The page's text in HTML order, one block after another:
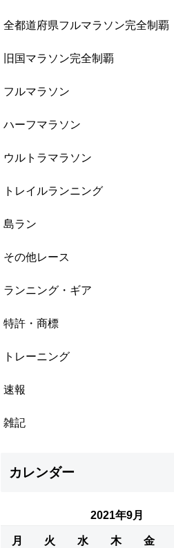
全都道府県フルマラソン完全制覇
旧国マラソン完全制覇
フルマラソン
ハーフマラソン
ウルトラマラソン
トレイルランニング
島ラン
その他レース
ランニング・ギア
特許・商標
トレーニング
速報
雑記
カレンダー
2021年9月
月 火 水 木 金